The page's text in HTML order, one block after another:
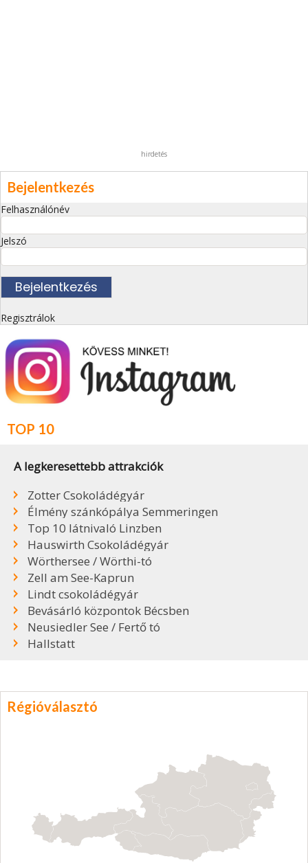
hirdetés
Bejelentkezés
Felhasználónév
Jelszó
Regisztrálok
TOP 10
A legkeresettebb attrakciók
Zotter Csokoládégyár
Élmény szánkópálya Semmeringen
Top 10 látnivaló Linzben
Hauswirth Csokoládégyár
Wörthersee / Wörthi-tó
Zell am See-Kaprun
Lindt csokoládégyár
Bevásárló központok Bécsben
Neusiedler See / Fertő tó
Hallstatt
Régióválasztó